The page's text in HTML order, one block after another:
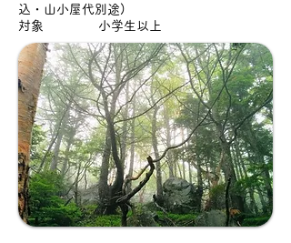
込・山小屋代別途)
対象 小学生以上